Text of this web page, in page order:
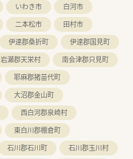
いわき市
白河市
二本松市
田村市
伊達郡桑折町
伊達郡国見町
岩瀬郡天栄村
南会津郡只見町
耶麻郡猪苗代町
大沼郡金山町
西白河郡泉崎村
東白川郡棚倉町
石川郡石川町
石川郡玉川村